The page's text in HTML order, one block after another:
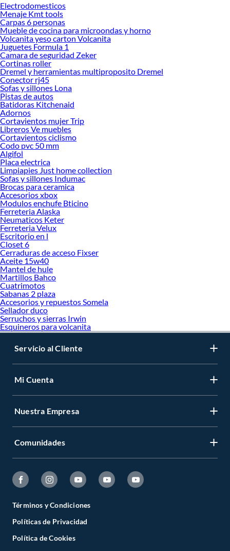
Desde remodelaciones hasta proyectos de decoración, estamos aquí para hacer
tus ideas realidad. ¡Visítanos y encuentra todo lo que tenemos para ofrecerte en
Mancuernas!
Explora la variedad de productos de Mancuernas en Sodimac
Herramientas, materiales y accesorios de calidad para tus proyectos y
renovación de espacios. ¡Visítanos y descubre todo lo que tenemos para
ofrecerte!
Encuentra una amplia variedad de productos de Mancuernas en Sodimac.
Encuentra todo lo necesario para tus proyectos de renovación y decoración.
¡Visítanos y haz tus ideas realidad!
Electrodomesticos
Menaje Kmt tools
Carpas 6 personas
Mueble de cocina para microondas y horno
Volcanita yeso carton Volcanita
Juguetes Formula 1
Camara de seguridad Zeker
Cortinas roller
Dremel y herramientas multiproposito Dremel
Conector rj45
Sofas y sillones Lona
Pistas de autos
Batidoras Kitchenaid
Adornos
Cortavientos mujer Trip
Libreros Ve muebles
Cortavientos ciclismo
Codo pvc 50 mm
Algifol
Placa electrica
Limpiapies Just home collection
Sofas y sillones Indumac
Brocas para ceramica
Accesorios xbox
Modulos enchufe Bticino
Ferreteria Alaska
Neumaticos Keter
Ferreteria Velux
Escritorio en l
Closet 6
Cerraduras de acceso Fixser
Aceite 15w40
Mantel de hule
Martillos Bahco
Cuatrimotos
Sabanas 2 plaza
Accesorios y repuestos Somela
Sellador duco
Serruchos y sierras Irwin
Esquineros para volcanita
Servicio al Cliente
Mi Cuenta
Nuestra Empresa
Comunidades
Términos y Condiciones
Políticas de Privacidad
Política de Cookies